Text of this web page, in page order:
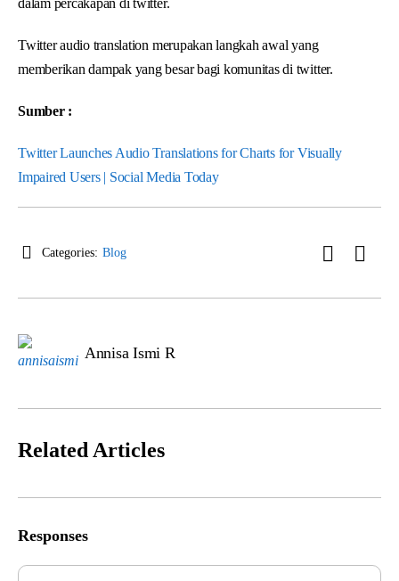
Twitter audio translation merupakan langkah awal yang
memberikan dampak yang besar bagi komunitas di twitter.
Sumber :
Twitter Launches Audio Translations for Charts for Visually
Impaired Users | Social Media Today
Categories: Blog
Annisa Ismi R
Related Articles
Responses